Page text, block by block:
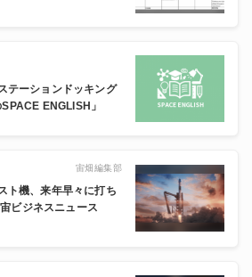
テーションドッキング
ENGLISH」
宙畑編集部
ト機、来年早々に打ち
ビジネスニュース